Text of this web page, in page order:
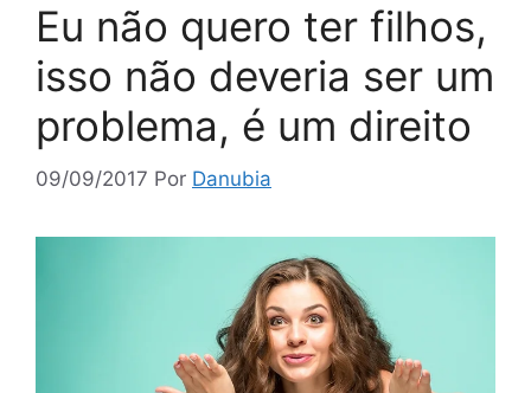
Eu não quero ter filhos,
isso não deveria ser um
problema, é um direito
09/09/2017 Por Danubia